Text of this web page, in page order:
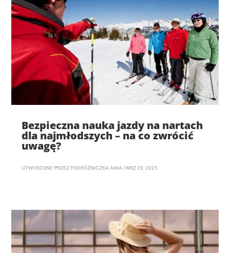
Bezpieczna nauka jazdy na nartach
dla najmłodszych – na co zwrócić
uwagę?
UTWORZONE PRZEZ PODRÓŻNICZKA ANIA |WRZ 29, 2025